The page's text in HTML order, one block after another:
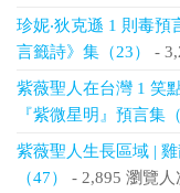
珍妮‧狄克遜 1 則毒預
言籤詩》集（23）
-
紫薇聖人在台灣 1 笑
『紫微星明』預言集（
紫薇聖人生長區域 |
（47）
- 2,895 瀏覽人